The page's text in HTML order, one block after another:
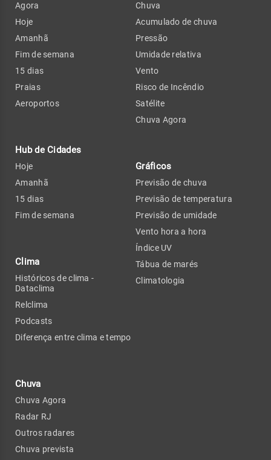
Agora
Hoje
Amanhã
Fim de semana
15 dias
Praias
Aeroportos
Hub de Cidades
Hoje
Amanhã
15 dias
Fim de semana
Clima
Históricos de clima -
Dataclima
Relclima
Podcasts
Diferença entre clima e tempo
Chuva
Chuva Agora
Radar RJ
Outros radares
Chuva prevista
Chuva
Acumulado de chuva
Pressão
Umidade relativa
Vento
Risco de Incêndio
Satélite
Chuva Agora
Gráficos
Previsão de chuva
Previsão de temperatura
Previsão de umidade
Vento hora a hora
Índice UV
Tábua de marés
Climatologia